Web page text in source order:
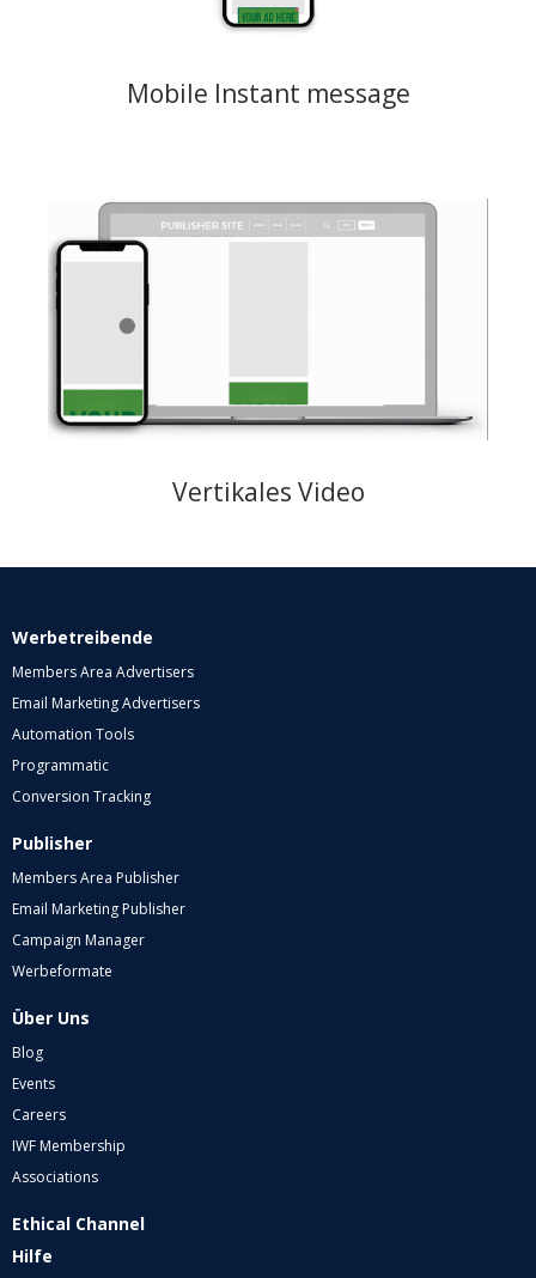
Mobile Instant message
Preismodelle: CPM, CPC, CPV
Vertikales Video
Werbetreibende
Members Area Advertisers
Email Marketing Advertisers
Automation Tools
Programmatic
Conversion Tracking
Publisher
Members Area Publisher
Email Marketing Publisher
Campaign Manager
Werbeformate
Über Uns
Blog
Events
Careers
IWF Membership
Associations
Ethical Channel
Hilfe